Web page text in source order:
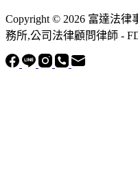
Copyright © 2026 富達法
務所,公司法律顧問律師 -